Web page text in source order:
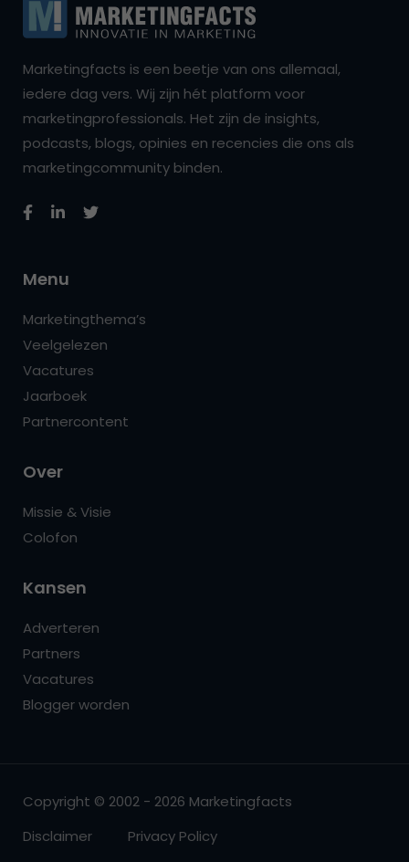
Marketingfacts is een beetje van ons allemaal,
iedere dag vers. Wij zijn hét platform voor
marketingprofessionals. Het zijn de insights,
podcasts, blogs, opinies en recencies die ons als
marketingcommunity binden.
Menu
Marketingthema’s
Veelgelezen
Vacatures
Jaarboek
Partnercontent
Over
Missie & Visie
Colofon
Kansen
Adverteren
Partners
Vacatures
Blogger worden
Copyright © 2002 - 2026 Marketingfacts
Disclaimer
Privacy Policy